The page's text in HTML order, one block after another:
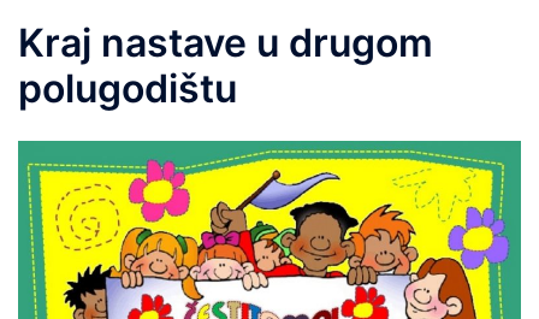
Kraj nastave u drugom
polugodištu